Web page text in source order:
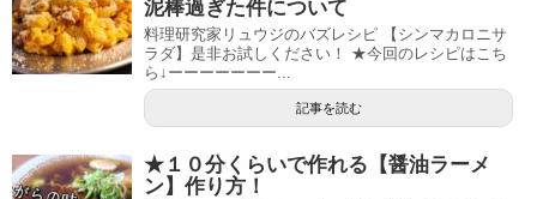
泥棒過ぎた件について
料理研究家リュウジのバズレシピ 【シンマカロニサ
ラダ】是非お試しください！ ★今回のレシピはこち
ら↓ーーーーーーー...
記事を読む
★１０分くらいで作れる【醤油ラーメ
ン】作り方！